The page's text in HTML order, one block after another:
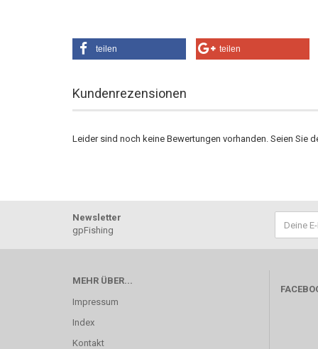
teilen teilen
Kundenrezensionen
Leider sind noch keine Bewertungen vorhanden. Seien Sie
Newsletter
gpFishing
MEHR ÜBER...
Impressum
Index
Kontakt